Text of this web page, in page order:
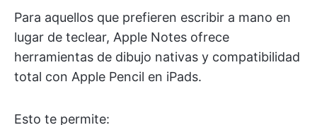
Para aquellos que prefieren escribir a mano en
lugar de teclear, Apple Notes ofrece
herramientas de dibujo nativas y compatibilidad
total con Apple Pencil en iPads.
Esto te permite: